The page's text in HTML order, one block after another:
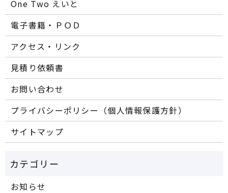
One Two えいと
電子書籍・ＰＯＤ
アクセス・リンク
見積り依頼書
お問い合わせ
プライバシーポリシー（個人情報保護方針）
サイトマップ
お知らせ